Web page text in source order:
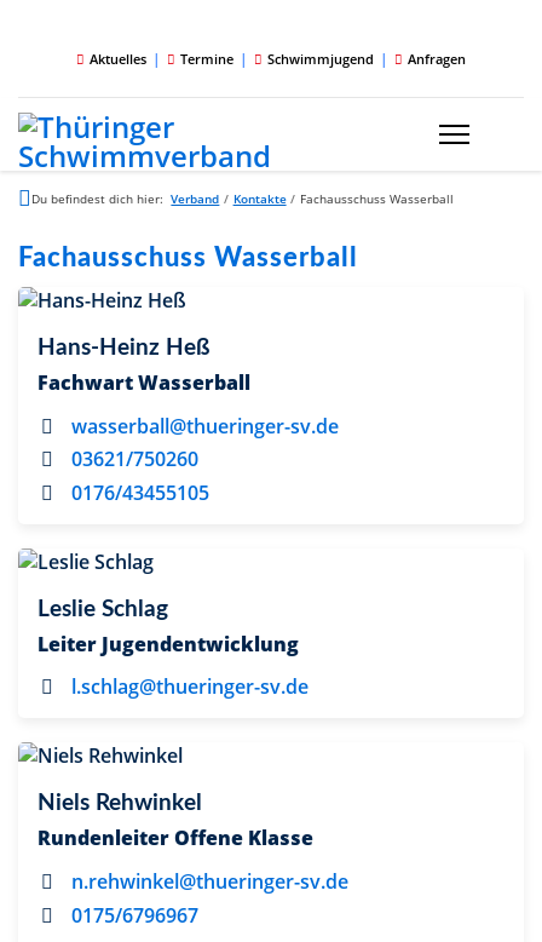
Aktuelles | Termine | Schwimmjugend | Anfragen
Du befindest dich hier: Verband / Kontakte / Fachausschuss Wasserball
Fachausschuss Wasserball
Hans-Heinz Heß
Fachwart Wasserball
wasserball@thueringer-sv.de
03621/750260
0176/43455105
Leslie Schlag
Leiter Jugendentwicklung
l.schlag@thueringer-sv.de
Niels Rehwinkel
Rundenleiter Offene Klasse
n.rehwinkel@thueringer-sv.de
0175/6796967